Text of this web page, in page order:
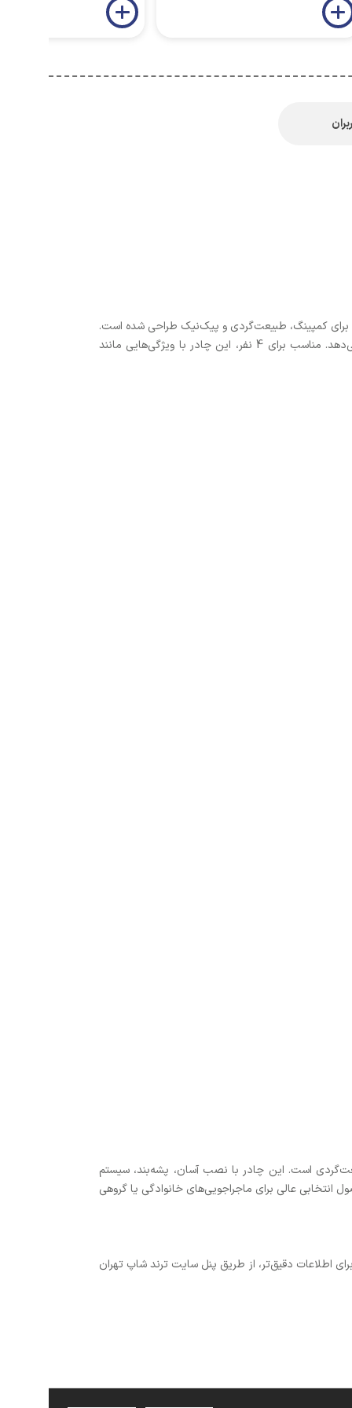
برای کمپینگ، طبیعت‌گردی و پیک‌نیک طراحی شده است.
، ترکیبی از استحکام، سبکی و قابلیت حمل را ارائه می‌دهد. مناسب برای 4 نفر، این چادر با ویژگی‌هایی مانند
است. این چادر با نصب آسان، پشه‌بند، سیستم
می‌کند. با ضمانت 7 روزه اصالت و سلامت کالا، این محصول انتخابی عالی برای ماجراجویی‌های خانوادگی یا گروهی
اطلاعات دقیق‌تر، از طریق پنل سایت ترند شاپ تهران